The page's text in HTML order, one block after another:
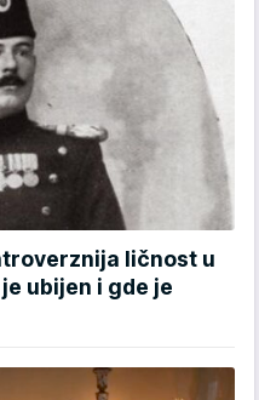
ličnost u
ubijen i gde je